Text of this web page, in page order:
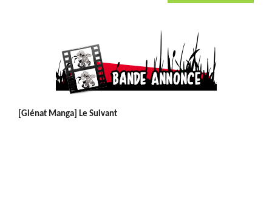
[Glénat Manga] Le Suivant